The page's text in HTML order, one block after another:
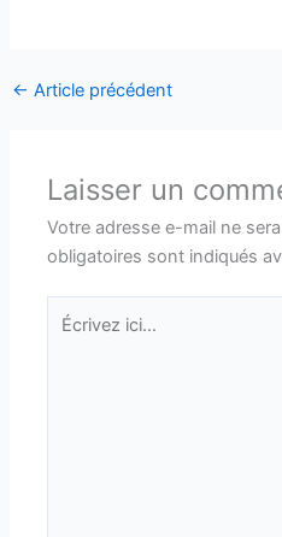
← Article précédent
Laisser un
Votre adresse e-mail ne
obligatoires sont indiqués
Écrivez